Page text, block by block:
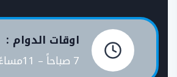
اوقات الدوام :
7 صباحاً – 11مساءً.